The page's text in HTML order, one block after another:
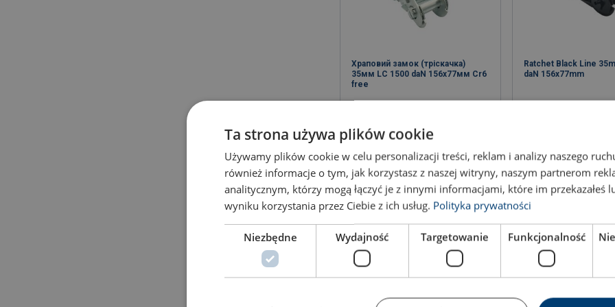
Храповий замок (тріскачка)
35мм LC 1500 daN 156x77мм Cr6
free
Подивитись товар
Ratchet Black Line
daN 156x77mm
Подивитись
Ta strona używa plików cookie
Używamy plików cookie w celu personalizacji treści, reklam i analizy naszego
również informacje o tym, jak korzystasz z naszej witryny, naszym partnerom
analitycznym, którzy mogą łączyć je z innymi informacjami, które im przekazałeś
wyniku korzystania przez Ciebie z ich usług. Polityka prywatności
Niezbędne Wydajność Targetowanie Funkcjonalność